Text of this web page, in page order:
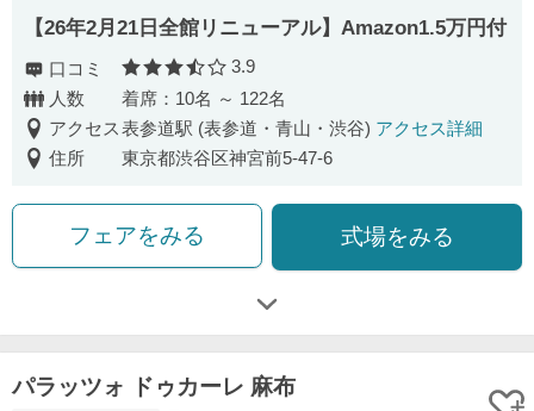
【26年2月21日全館リニューアル】Amazon1.5万円付
口コミ 口コミ評価
3.9
人数
着席：10名 ～ 122名
アクセス表参道駅 (表参道・青山・渋谷) アクセス詳細
住所
東京都渋谷区神宮前5-47-6
フェアをみる 式場をみる
パラッツォ ドゥカーレ 麻布